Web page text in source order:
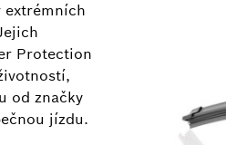
Protection
od značky
jízdu.